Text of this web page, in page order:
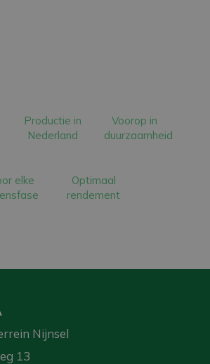
Productie in
Nederland
Voorop in
duurzaamheid
elke
Optimaal
rendement
Nijnsel
13